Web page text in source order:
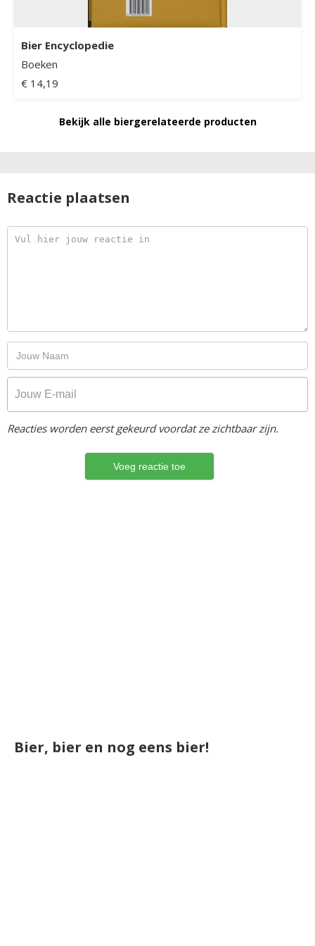
Bier Encyclopedie
Boeken
€ 14,19
Bekijk alle biergerelateerde producten
Reactie plaatsen
Reacties worden eerst gekeurd voordat ze zichtbaar zijn.
Bier, bier en nog eens bier!